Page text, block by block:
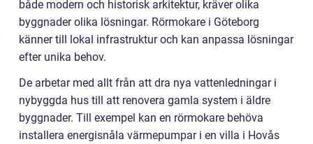
både modern och historisk arkitektur, kräver olika
byggnader olika lösningar. Rörmokare i Göteborg
känner till lokal infrastruktur och kan anpassa lösningar
efter unika behov.
De arbetar med allt från att dra nya vattenledningar i
nybyggda hus till att renovera gamla system i äldre
byggnader. Till exempel kan en rörmokare behöva
installera energisnåla värmepumpar i en villa i Hovås